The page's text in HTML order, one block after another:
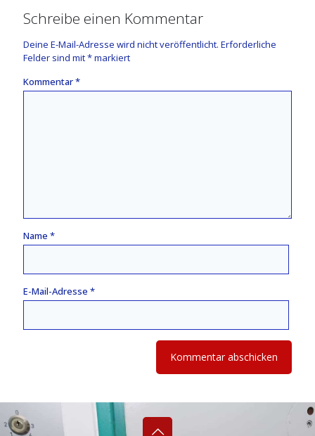
Schreibe einen Kommentar
Deine E-Mail-Adresse wird nicht veröffentlicht. Erforderliche
Felder sind mit*markiert
Kommentar*
Name *
E-Mail-Adresse *